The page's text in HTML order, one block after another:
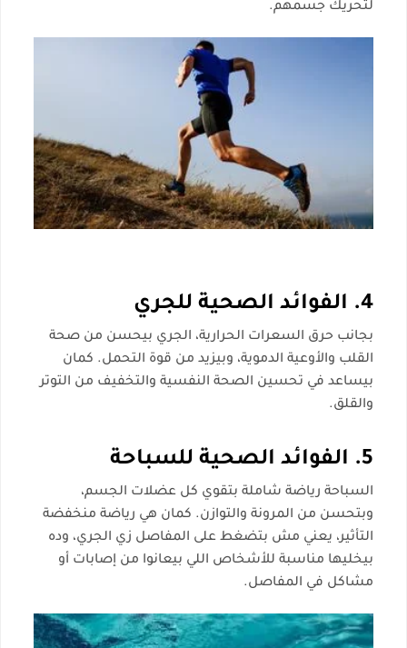
لتحريك جسمهم.
4. الفوائد الصحية للجري
بجانب حرق السعرات الحرارية، الجري بيحسن من صحة
القلب والأوعية الدموية، وبيزيد من قوة التحمل. كمان
بيساعد في تحسين الصحة النفسية والتخفيف من التوتر
والقلق.
5. الفوائد الصحية للسباحة
السباحة رياضة شاملة بتقوي كل عضلات الجسم،
وبتحسن من المرونة والتوازن. كمان هي رياضة منخفضة
التأثير، يعني مش بتضغط على المفاصل زي الجري، وده
بيخليها مناسبة للأشخاص اللي بيعانوا من إصابات أو
مشاكل في المفاصل.